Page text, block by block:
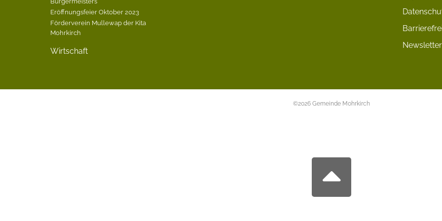
Eröffnungsfeier Oktober 2023
Förderverein Mullewap der Kita
Mohrkirch
Wirtschaft
Newsletter
©2026 Gemeinde Mohrkirch